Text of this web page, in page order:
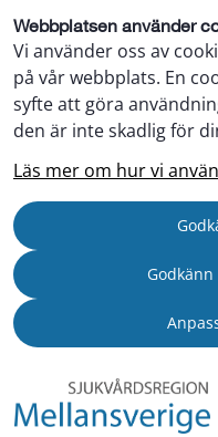
Webbplatsen använder
Vi använder oss av
på vår webbplats. En
syfte att göra
den är inte skadlig för
Läs mer om hur vi